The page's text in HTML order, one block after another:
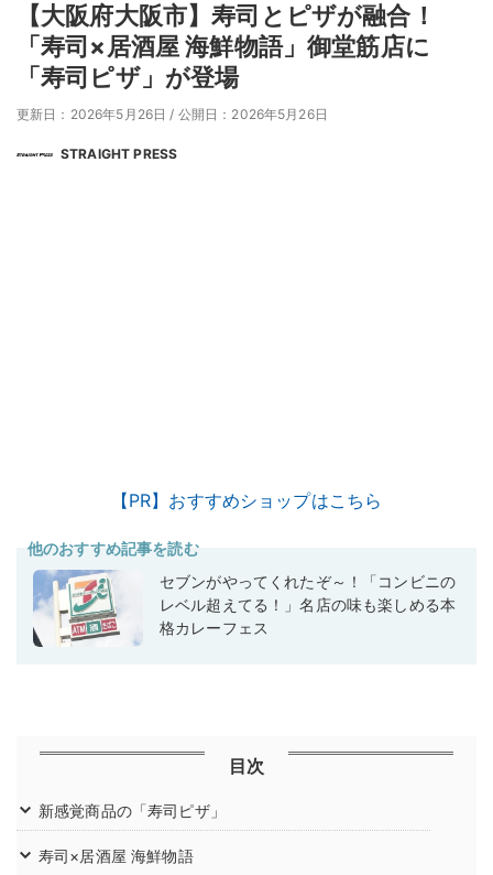
【大阪府大阪市】寿司とピザが融合！
「寿司×居酒屋 海鮮物語」御堂筋店に
「寿司ピザ」が登場
更新日：2026年5月26日 / 公開日：2026年5月26日
STRAIGHT PRESS
【PR】おすすめショップはこちら
他のおすすめ記事を読む
セブンがやってくれたぞ～！「コンビニの
レベル超えてる！」名店の味も楽しめる本
格カレーフェス
目次
新感覚商品の「寿司ピザ」
寿司×居酒屋 海鮮物語